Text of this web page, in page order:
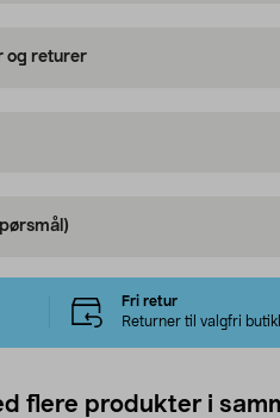
og returer
Fri retur
Returner til valgfri
flere produkter i